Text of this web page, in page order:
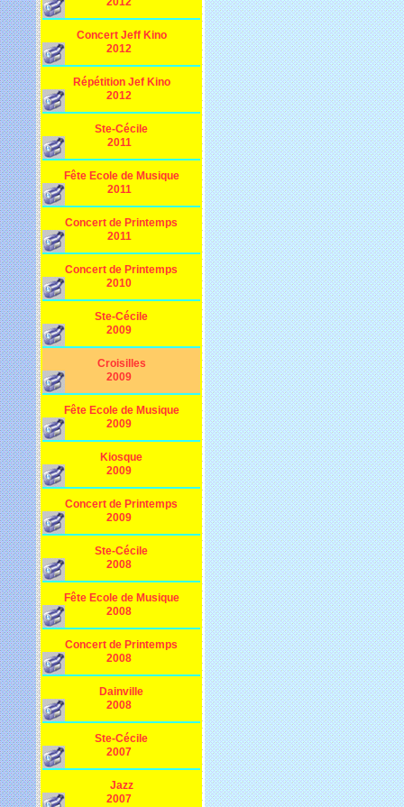
Concert Jeff Kino
2012
Répétition Jef Kino
2012
Ste-Cécile
2011
Fête Ecole de Musique
2011
Concert de Printemps
2011
Concert de Printemps
2010
Ste-Cécile
2009
Croisilles
2009
Fête Ecole de Musique
2009
Kiosque
2009
Concert de Printemps
2009
Ste-Cécile
2008
Fête Ecole de Musique
2008
Concert de Printemps
2008
Dainville
2008
Ste-Cécile
2007
Jazz
2007